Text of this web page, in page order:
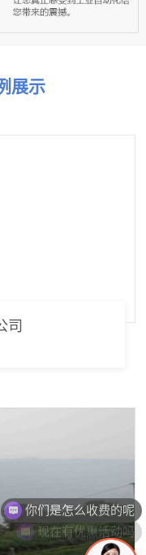
展示
司
你们是怎么收费的呢
现在有优惠活动吗